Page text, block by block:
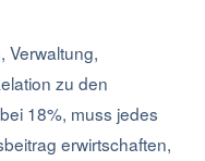
Verwaltung,
zu den
18%, muss jedes
erwirtschaften,